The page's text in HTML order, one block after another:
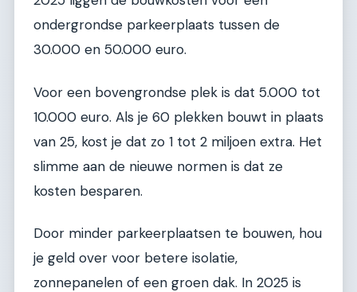
ondergrondse parkeerplaats tussen de
30.000 en 50.000 euro.
Voor een bovengrondse plek is dat 5.000 tot
10.000 euro. Als je 60 plekken bouwt in plaats
van 25, kost je dat zo 1 tot 2 miljoen extra. Het
slimme aan de nieuwe normen is dat ze
kosten besparen.
Door minder parkeerplaatsen te bouwen, hou
je geld over voor betere isolatie,
zonnepanelen of een groen dak. In 2025 is